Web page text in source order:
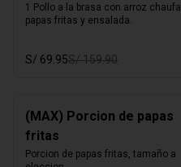
1 Pollo a la brasa con arroz chaufa,
papas fritas y ensalada.
S/ 69.95S/ 159.90
(MAX) Porcion de papas
fritas
Porcion de papas fritas, tamaño a